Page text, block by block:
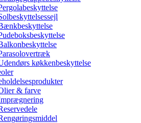
køkkenbeskyttelse
& farve